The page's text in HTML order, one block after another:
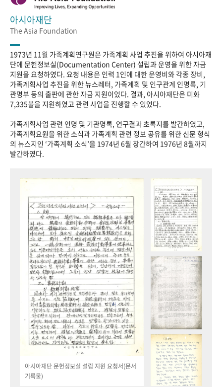
아시아재단
The Asia Foundation
1973년 11월 가족계획연구원은 가족계획 사업 추진을 위하여 아시아재
단에 문헌정보실(Documentation Center) 설립과 운영을 위한 자금
지원을 요청하였다. 요청 내용은 인력 1인에 대한 운영비와 각종 장비,
가족계획사업 추진을 위한 뉴스레터, 가족계획 및 인구관계 인명록, 기
관명부 등의 출판에 관한 자금 지원이었다. 결과, 아시아재단은 미화
7,335불을 지원하였고 관련 사업을 진행할 수 있었다.
가족계획사업 관련 인명 및 기관명록, 연구결과 초록지를 발간하였고,
가족계획요원을 위한 소식과 가족계획 관련 정보 공유를 위한 신문 형식
의 뉴스지인 ‘가족계획 소식’을 1974년 6월 창간하여 1976년 8월까지
발간하였다.
아시아재단 문헌정보실 설립 지원 요청서(문서
기록물)